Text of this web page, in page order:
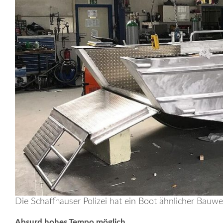
Die Schaffhauser Polizei hat ein Boot ähnlicher